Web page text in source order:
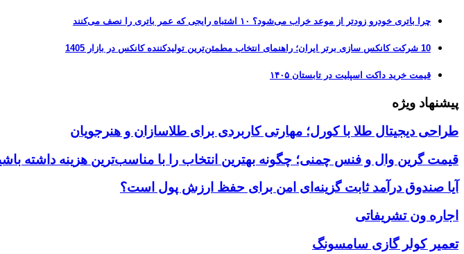
چرا باتری خودرو زودتر از موعد خراب می‌شود؟ ۱۰ اشتباه رایجی که عمر باتری را نصف می‌کنند
10 شرکت کانکس سازی برتر ایران؛ راهنمای انتخاب مطمئن‌ترین تولیدکننده کانکس در بازار 1405
قیمت خرید داکت اسپلیت در تابستان ۱۴۰۵
پیشنهاد ویژه
طراحی دیجیتال طلا با کورل؛ مهارتی کاربردی برای طلاسازان و هنرجویان
قیمت گرین وال و فنس چمنی؛ چگونه بهترین انتخاب را با مناسب‌ترین هزینه داشته
آیا صندوق درآمد ثابت گزینه‌ای امن برای حفظ ارزش پول است؟
اجاره ون تشریفاتی
تعمیر کولر گازی سامسونگ